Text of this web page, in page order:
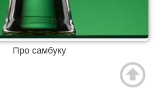
Про самбуку